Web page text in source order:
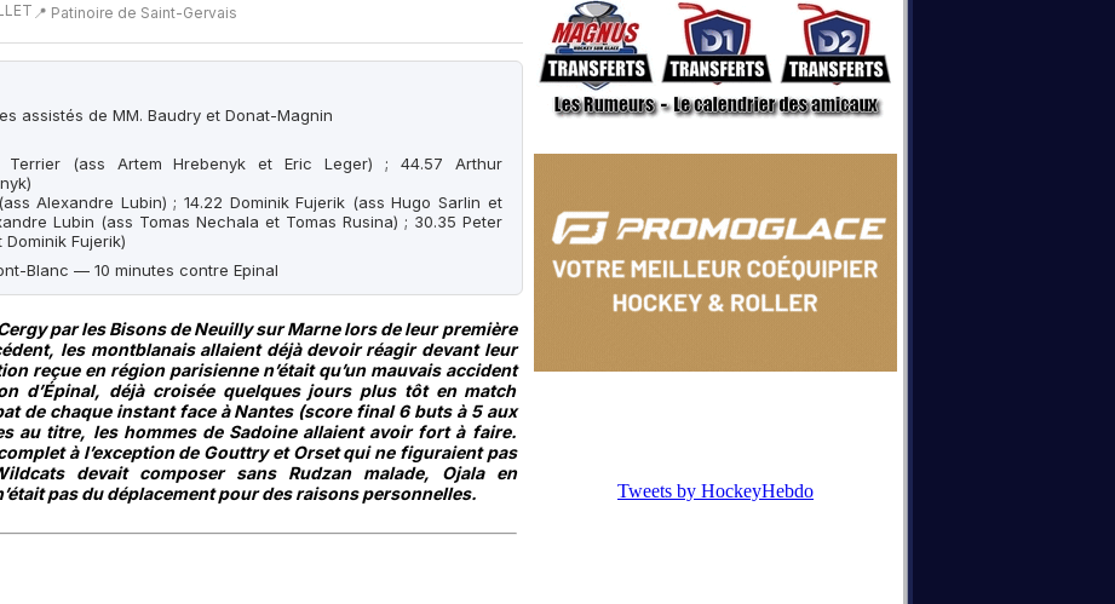
📍 Patinoire de Saint-Gervais
assistés de MM. Baudry et Donat-Magnin
Terrier (ass Artem Hrebenyk et Eric Leger) ; 44.57 Arthur
Alexandre Lubin) ; 14.22 Dominik Fujerik (ass Hugo Sarlin et
Lubin (ass Tomas Nechala et Tomas Rusina) ; 30.35 Peter
Fujerik)
Blanc — 10 minutes contre Epinal
par les Bisons de Neuilly sur Marne lors de leur première
les montblanais allaient déjà devoir réagir devant leur
reçue en région parisienne n’était qu’un mauvais accident
d’Épinal, déjà croisée quelques jours plus tôt en match
de chaque instant face à Nantes (score final 6 buts à 5 aux
au titre, les hommes de Sadoine allaient avoir fort à faire.
à l’exception de Gouttry et Orset qui ne figuraient pas
devait composer sans Rudzan malade, Ojala en
pas du déplacement pour des raisons personnelles.
Tweets by HockeyHebdo